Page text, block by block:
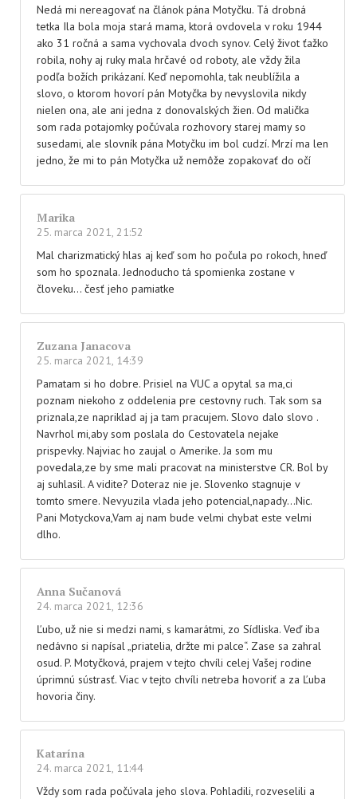
Nedá mi nereagovať na článok pána Motyčku. Tá drobná
tetka Ila bola moja stará mama, ktorá ovdovela v roku 1944
ako 31 ročná a sama vychovala dvoch synov. Celý život ťažko
robila, nohy aj ruky mala hrčavé od roboty, ale vždy žila
podľa božích prikázaní. Keď nepomohla, tak neublížila a
slovo, o ktorom hovorí pán Motyčka by nevyslovila nikdy
nielen ona, ale ani jedna z donovalských žien. Od malička
som rada potajomky počúvala rozhovory starej mamy so
susedami, ale slovník pána Motyčku im bol cudzí. Mrzí ma len
jedno, že mi to pán Motyčka už nemôže zopakovať do očí
Marika
25. marca 2021, 21:52
Mal charizmatický hlas aj keď som ho počula po rokoch, hneď
som ho spoznala. Jednoducho tá spomienka zostane v
človeku… česť jeho pamiatke
Zuzana Janacova
25. marca 2021, 14:39
Pamatam si ho dobre. Prisiel na VUC a opytal sa ma,ci
poznam niekoho z oddelenia pre cestovny ruch. Tak som sa
priznala,ze napriklad aj ja tam pracujem. Slovo dalo slovo .
Navrhol mi,aby som poslala do Cestovatela nejake
prispevky. Najviac ho zaujal o Amerike. Ja som mu
povedala,ze by sme mali pracovat na ministerstve CR. Bol by
aj suhlasil. A vidite? Doteraz nie je. Slovenko stagnuje v
tomto smere. Nevyuzila vlada jeho potencial,napady…Nic.
Pani Motyckova,Vam aj nam bude velmi chybat este velmi
dlho.
Anna Sučanová
24. marca 2021, 12:36
Ľubo, už nie si medzi nami, s kamarátmi, zo Sídliska. Veď iba
nedávno si napísal „priatelia, držte mi palce“. Zase sa zahral
osud. P. Motyčková, prajem v tejto chvíli celej Vašej rodine
úprimnú sústrasť. Viac v tejto chvíli netreba hovoriť a za Ľuba
hovoria činy.
Katarína
24. marca 2021, 11:44
Vždy som rada počúvala jeho slova. Pohladili, rozveselili a